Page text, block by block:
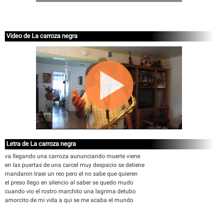
Video de La carroza negra
Letra de La carroza negra
va llegando una carroza aununciando muerte viene
en las puertas de una carcel muy despacio se detiene
mandaron traer un reo pero el no sabe que quieren
el preso llego en silencio al saber se quedo mudo
cuando vio el rostro marchito una lagrima detubo
amorcito de mi vida a qui se me acaba el mundo